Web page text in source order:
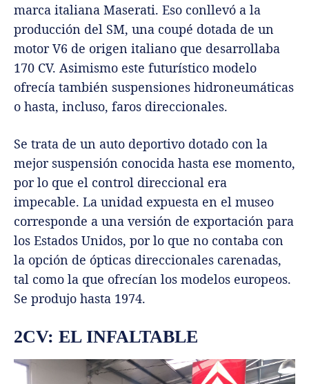
marca italiana Maserati. Eso conllevó a la
producción del SM, una coupé dotada de un
motor V6 de origen italiano que desarrollaba
170 CV. Asimismo este futurístico modelo
ofrecía también suspensiones hidroneumáticas
o hasta, incluso, faros direccionales.
Se trata de un auto deportivo dotado con la
mejor suspensión conocida hasta ese momento,
por lo que el control direccional era
impecable. La unidad expuesta en el museo
corresponde a una versión de exportación para
los Estados Unidos, por lo que no contaba con
la opción de ópticas direccionales carenadas,
tal como la que ofrecían los modelos europeos.
Se produjo hasta 1974.
2CV: EL INFALTABLE